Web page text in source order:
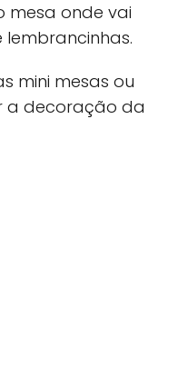
mesa onde vai
mini mesas ou
a decoração da